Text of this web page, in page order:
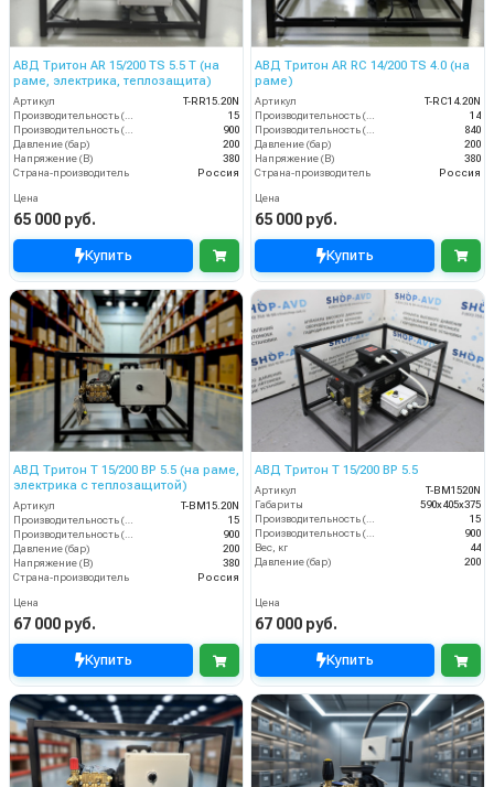
АВД Тритон AR 15/200 TS 5.5 T (на
раме, электрика, теплозащита)
Артикул
T-RR15.20N
15
900
Давление (бар)
200
Напряжение (В)
380
Страна-производитель
Россия
Цена
65 000 руб.
Купить
АВД Тритон AR RC 14/200 TS 4.0 (на
раме)
Артикул
T-RС14.20N
14
840
Давление (бар)
200
Напряжение (В)
380
Страна-производитель
Россия
Цена
65 000 руб.
Купить
АВД Тритон T 15/200 ВР 5.5 (на раме,
электрика с теплозащитой)
Артикул
T-BM15.20N
Производительность (л/мин)
15
Производительность (л/ч)
900
Давление (бар)
200
Напряжение (В)
380
Страна-производитель
Россия
Цена
67 000 руб.
Купить
АВД Тритон T 15/200 BP 5.5
Артикул
T-BM1520N
Габариты
590х405х375
Производительность (л/мин)
15
Производительность (л/ч)
900
Вес, кг
44
Давление (бар)
200
Цена
67 000 руб.
Купить